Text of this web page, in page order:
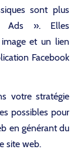
sont plus
Ads ». Elles
et un lien
Facebook
votre stratégie
possibles pour
en générant du
site web.